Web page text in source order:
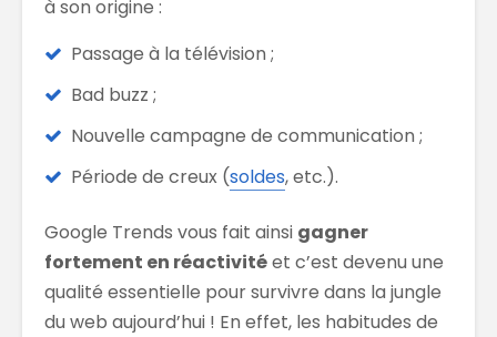
à son origine :
Passage à la télévision ;
Bad buzz ;
Nouvelle campagne de communication ;
Période de creux (soldes, etc.).
Google Trends vous fait ainsi gagner
fortement en réactivitéet c’est devenu une
qualité essentielle pour survivre dans la jungle
du web aujourd’hui ! En effet, les habitudes de